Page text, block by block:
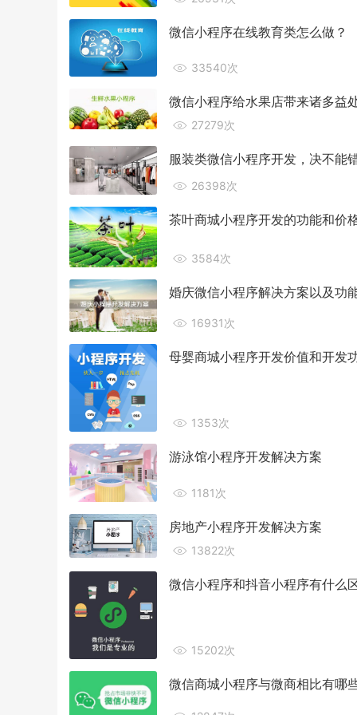
微信小程序在线教育类怎么做？
33540次
微信小程序给水果店带来诸多益
27279次
服装类微信小程序开发，决不能
26398次
茶叶商城小程序开发的功能和价
3584次
婚庆微信小程序解决方案以及功
16931次
母婴商城小程序开发价值和开发
1353次
游泳馆小程序开发解决方案
1181次
房地产小程序开发解决方案
13822次
微信小程序和抖音小程序有什么
15202次
微信商城小程序与微商相比有哪